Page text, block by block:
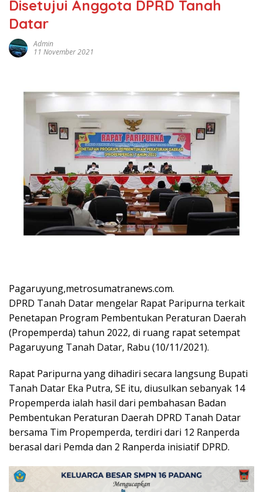
Disetujui Anggota DPRD Tanah
Datar
Admin
11 November 2021
Pagaruyung,metrosumatranews.com.
DPRD Tanah Datar mengelar Rapat Paripurna terkait
Penetapan Program Pembentukan Peraturan Daerah
(Propemperda) tahun 2022, di ruang rapat setempat
Pagaruyung Tanah Datar, Rabu (10/11/2021).
Rapat Paripurna yang dihadiri secara langsung Bupati
Tanah Datar Eka Putra, SE itu, diusulkan sebanyak 14
Propemperda ialah hasil dari pembahasan Badan
Pembentukan Peraturan Daerah DPRD Tanah Datar
bersama Tim Propemperda, terdiri dari 12 Ranperda
berasal dari Pemda dan 2 Ranperda inisiatif DPRD.